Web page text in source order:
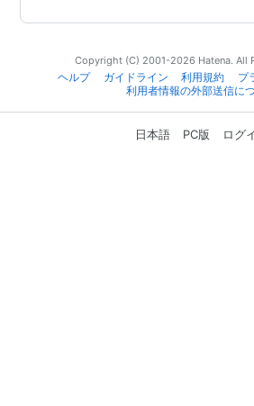
Copyright (C) 2001-2026 Hatena. All
ヘルプ
ガイドライン 利用規約
プ
利用者情報の外部送信に
日本語 PC版 ログ